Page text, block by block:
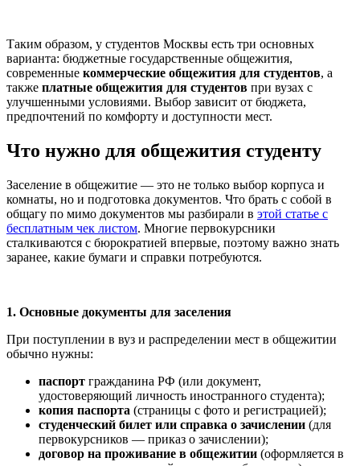
Таким образом, у студентов Москвы есть три основных
варианта: бюджетные государственные общежития,
современные коммерческие общежития для студентов, а
также платные общежития для студентов при вузах с
улучшенными условиями. Выбор зависит от бюджета,
предпочтений по комфорту и доступности мест.
Что нужно для общежития студенту
Заселение в общежитие — это не только выбор корпуса и
комнаты, но и подготовка документов. Что брать с собой в
общагу по мимо документов мы разбирали в этой статье с
бесплатным чек листом. Многие первокурсники
сталкиваются с бюрократией впервые, поэтому важно знать
заранее, какие бумаги и справки потребуются.
1. Основные документы для заселения
При поступлении в вуз и распределении мест в общежитии
обычно нужны:
паспорт гражданина РФ (или документ,
удостоверяющий личность иностранного студента);
копия паспорта (страницы с фото и регистрацией);
студенческий билет или справка о зачислении (для
первокурсников — приказ о зачислении);
договор на проживание в общежитии (оформляется в